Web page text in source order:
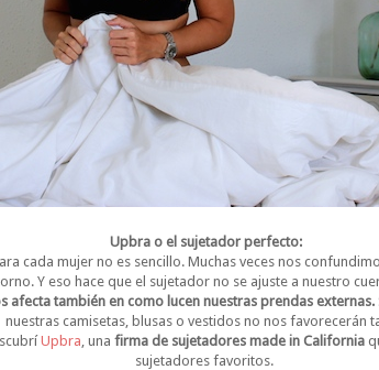
Upbra o el sujetador perfecto:
cada mujer no es sencillo. Muchas veces nos
Y eso hace que el sujetador no se ajuste a nuestro
afecta también en como lucen nuestras prendas externas.
nuestras camisetas, blusas o vestidos no nos favorecerán
Upbra, una firma de sujetadores made in California
sujetadores favoritos.